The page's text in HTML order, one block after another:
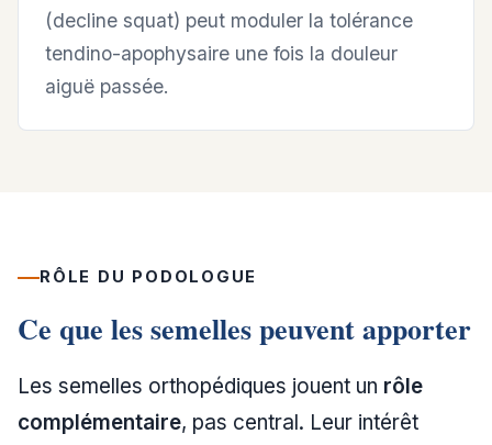
(decline squat) peut moduler la tolérance
tendino-apophysaire une fois la douleur
aiguë passée.
RÔLE DU PODOLOGUE
Ce que les semelles peuvent apporter
Les semelles orthopédiques jouent un rôle
complémentaire, pas central. Leur intérêt